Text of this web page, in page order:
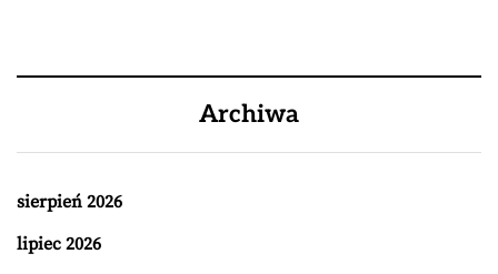
Archiwa
sierpień 2026
lipiec 2026